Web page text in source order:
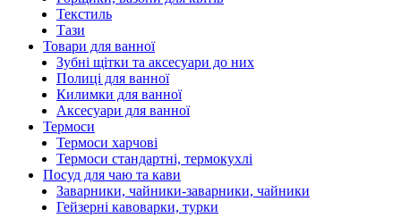
Текстиль
Тази
Товари для ванної
Зубні щітки та аксесуари до них
Полиці для ванної
Килимки для ванної
Аксесуари для ванної
Термоси
Термоси харчові
Термоси стандартні, термокухлі
Посуд для чаю та кави
Заварники, чайники-заварники, чайники
Гейзерні кавоварки, турки